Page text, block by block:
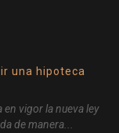
una hipoteca
vigor la nueva ley
de manera...